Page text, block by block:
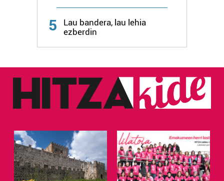
fitxategiak erabiltzen ditu. Zure esperientzia eta
zerbitzuak hobetzeko asmoz, cookie teknologiaz
baliatzen gara. Ohar hau onartuz gero, teknologia hori
5
Lau bandera, lau lehia
ezberdin